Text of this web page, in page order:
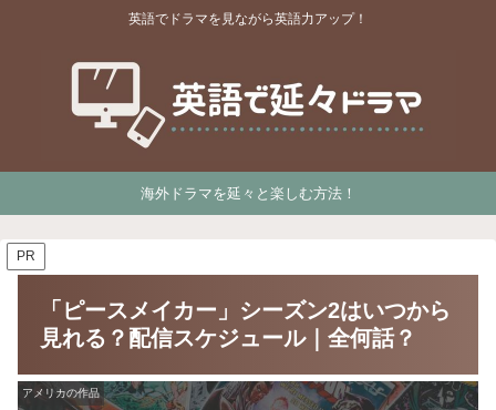
英語でドラマを見ながら英語力アップ！
海外ドラマを延々と楽しむ方法！
PR
「ピースメイカー」シーズン2はいつから
見れる？配信スケジュール｜全何話？
アメリカの作品